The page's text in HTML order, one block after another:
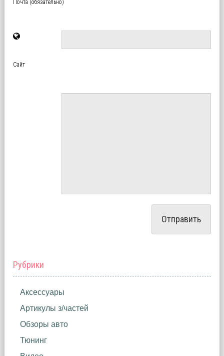
Почта (обязательно)
Сайт
Рубрики
Аксессуары
Артикулы з/частей
Обзоры авто
Тюнинг